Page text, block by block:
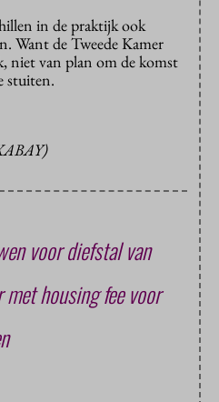
in de praktijk ook
Want de Tweede Kamer
niet van plan om de komst
stuiten.
voor diefstal van
housing fee voor